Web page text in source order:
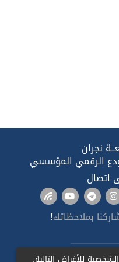
نجران
الرقمي المؤسسي
اتصال
بملاحظاتك!